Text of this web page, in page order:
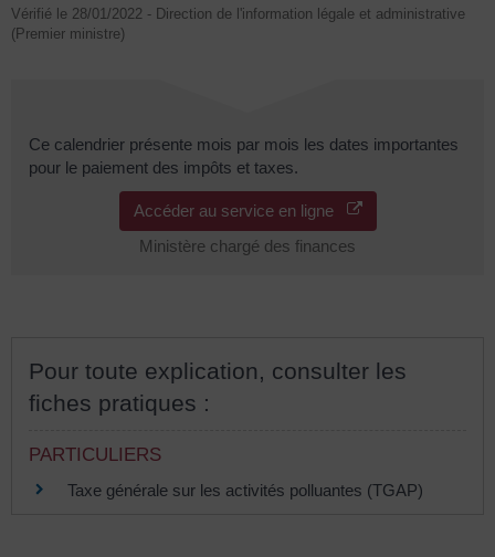
Vérifié le 28/01/2022 - Direction de l'information légale et administrative
(Premier ministre)
Ce calendrier présente mois par mois les dates importantes
pour le paiement des impôts et taxes.
Accéder au service en ligne
Ministère chargé des finances
Pour toute explication, consulter les
fiches pratiques :
PARTICULIERS
Taxe générale sur les activités polluantes (TGAP)